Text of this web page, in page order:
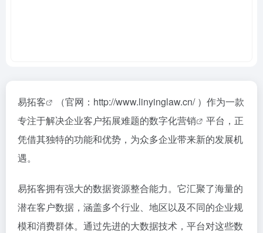
易拓客
（官网：http://www.linyinglaw.cn/ ）作为一款
专注于解决企业客户拓展难题的数字化营销
平台，正
凭借其独特的功能和优势，为众多企业带来新的发展机
遇。
易拓客拥有强大的数据资源整合能力。它汇聚了海量的
潜在客户数据，涵盖多个行业、地区以及不同的企业规
模和消费群体。通过先进的大数据技术，平台对这些数